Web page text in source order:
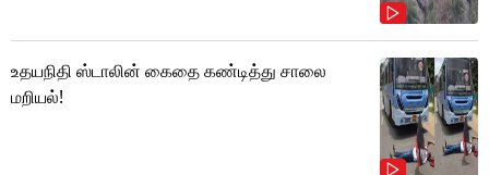
உதயநிதி ஸ்டாலின் கைதை கண்டித்து சாலை
மறியல்!